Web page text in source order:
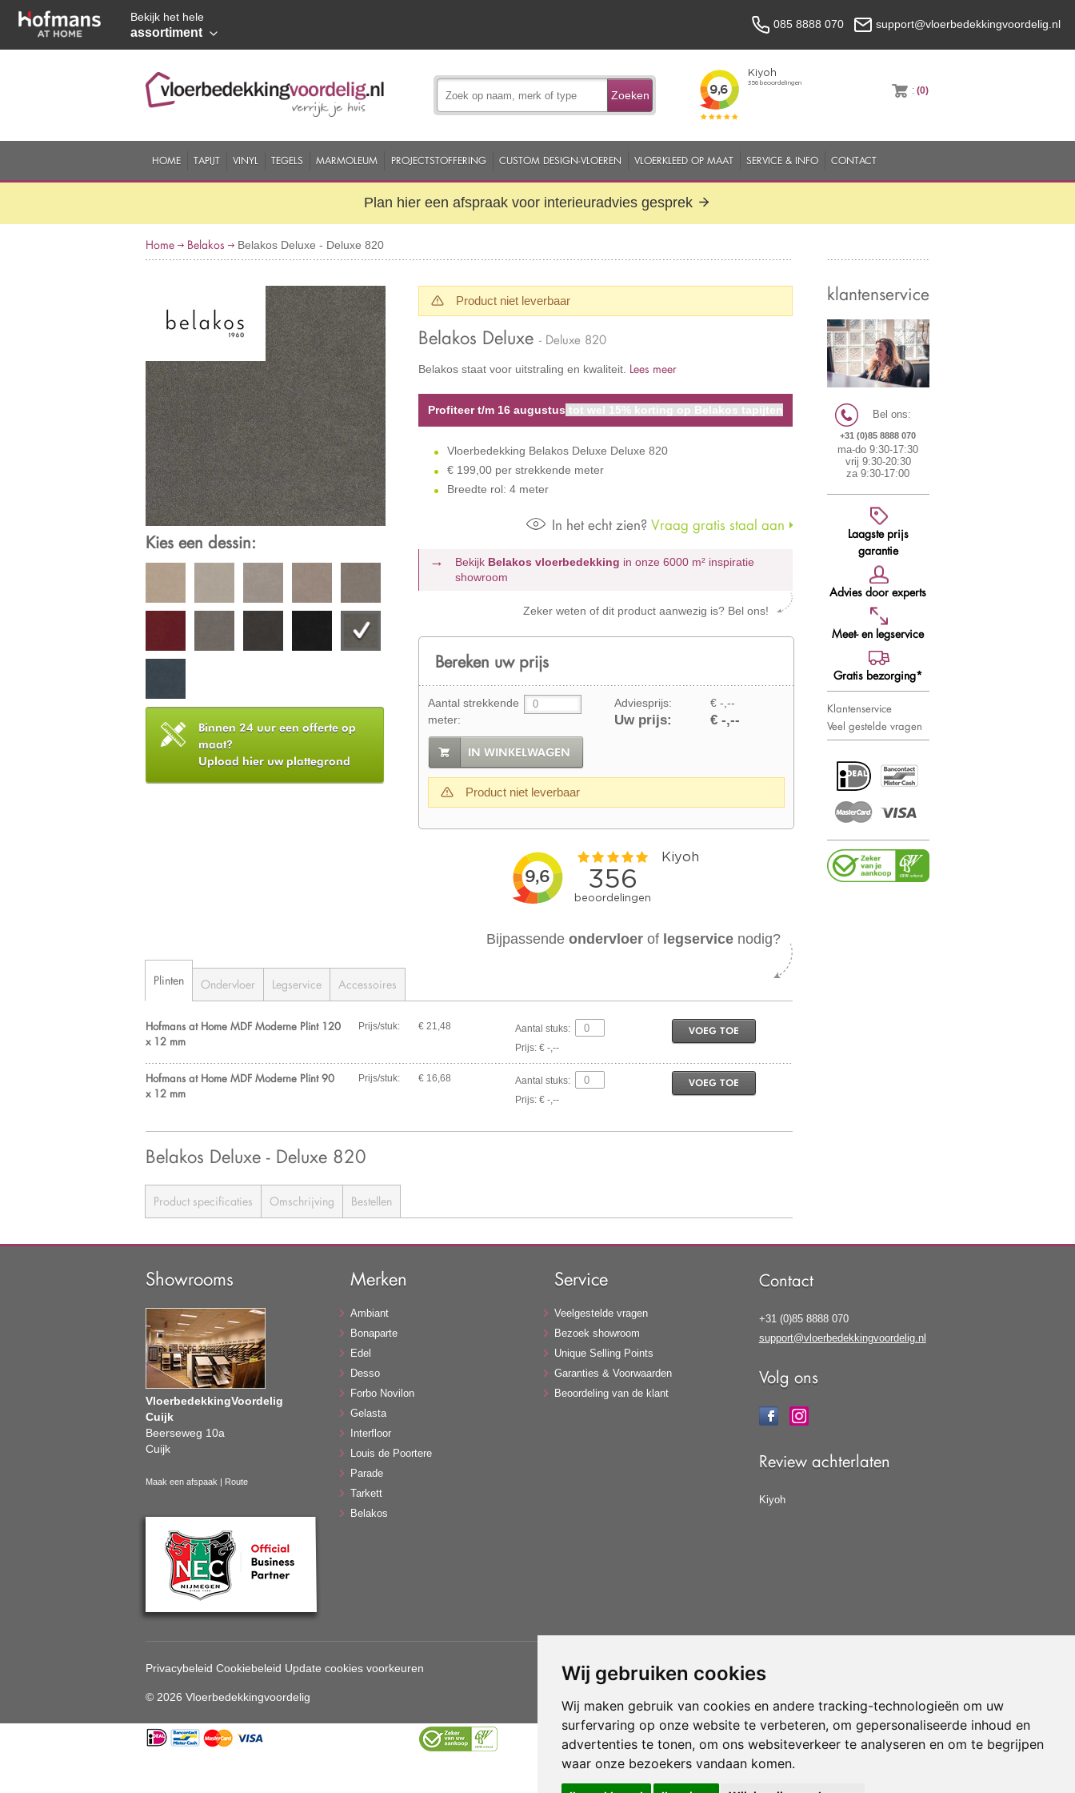
Wij gebruiken cookies
Wij maken gebruik van cookies en andere tracking-technologieën om uw
surfervaring op onze website te verbeteren, om gepersonaliseerde inhoud en
advertenties te tonen, om ons websiteverkeer te analyseren en om te begrijpen
waar onze bezoekers vandaan komen.
Bekijk het hele
assortiment
085 8888 070 support@vloerbedekkingvoordelig.nl
Zoeken :(0)
HOME TAPIJT VINYL TEGELS MARMOLEUM PROJECTSTOFFERING CUSTOM DESIGN-VLOEREN VLOERKLEED OP MAAT SERVICE & INFO CONTACT
Plan hier een afspraak voor interieuradvies gesprek
Home Belakos Belakos Deluxe - Deluxe 820
Kies een dessin:
Binnen 24 uur een offerte op
maat?
Upload hier uw plattegrond
Product niet leverbaar
Belakos Deluxe - Deluxe 820
Belakos staat voor uitstraling en kwaliteit. Lees meer
Profiteer t/m 16 augustus tot wel 15% korting op Belakos tapijten
Vloerbedekking Belakos Deluxe Deluxe 820
€ 199,00 per strekkende meter
Breedte rol: 4 meter
In het echt zien? Vraag gratis staal aan
Bekijk Belakos vloerbedekking in onze 6000 m² inspiratie
showroom
Zeker weten of dit product aanwezig is? Bel ons!
Bereken uw prijs
Aantal strekkende
meter:
Adviesprijs: € -,--
Uw prijs: € -,--
IN WINKELWAGEN
Product niet leverbaar
klantenservice
Bel ons:
+31 (0)85 8888 070
ma-do 9:30-17:30
vrij 9:30-20:30
za 9:30-17:00
Laagste prijs
garantie
Advies door experts
Meet- en legservice
Gratis bezorging*
Klantenservice
Veel gestelde vragen
Bijpassendeondervloer of legservice nodig?
Plinten Ondervloer Legservice Accessoires
Hofmans at Home MDF Moderne Plint 120
x 12 mm
Prijs/stuk: € 21,48
Aantal stuks:
Prijs: € -,--
VOEG TOE
Hofmans at Home MDF Moderne Plint 90
x 12 mm
Prijs/stuk: € 16,68
Aantal stuks:
Prijs: € -,--
VOEG TOE
Belakos Deluxe - Deluxe 820
Product specificaties Omschrijving Bestellen
Showrooms
VloerbedekkingVoordelig
Cuijk
Beerseweg 10a
Cuijk
Maak een afspaak | Route
Merken
Ambiant
Bonaparte
Edel
Desso
Forbo Novilon
Gelasta
Interfloor
Louis de Poortere
Parade
Tarkett
Belakos
Service
Veelgestelde vragen
Bezoek showroom
Unique Selling Points
Garanties & Voorwaarden
Beoordeling van de klant
Contact
+31 (0)85 8888 070
support@vloerbedekkingvoordelig.nl
Volg ons
Review achterlaten
Kiyoh
Privacybeleid Cookiebeleid Update cookies voorkeuren
© 2026 Vloerbedekkingvoordelig
Gebruik van deze site betekent dat u dealgemene voorwaarden
Vloerenvoordelig.nl is een onderdeel van